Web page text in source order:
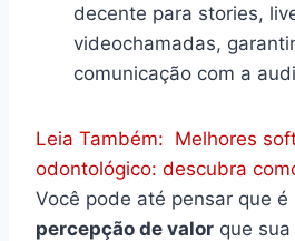
decente para stories,
videochamadas,
comunicação com a
Leia Também: Melhores
odontológico: descubra
Você pode até pensar que
percepção de valor que